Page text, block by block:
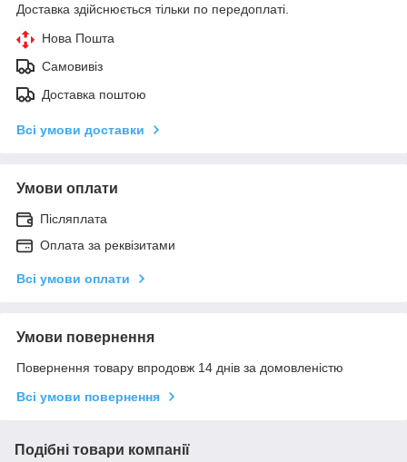
Доставка здійснюється тільки по передоплаті.
Нова Пошта
Самовивіз
Доставка поштою
Всі умови доставки
Умови оплати
Післяплата
Оплата за реквізитами
Всі умови оплати
Умови повернення
Повернення товару впродовж 14 днів за домовленістю
Всі умови повернення
Подібні товари компанії